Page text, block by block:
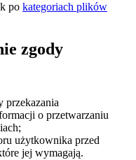
po kategoriach plików
zgody
przekazania
o przetwarzaniu
użytkownika przed
jej wymagają.